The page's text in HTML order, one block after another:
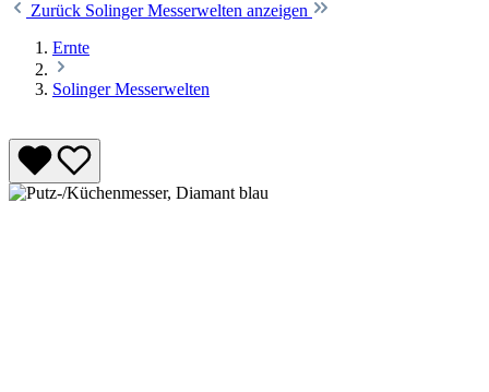
Zurück Solinger Messerwelten anzeigen
Ernte
Solinger Messerwelten